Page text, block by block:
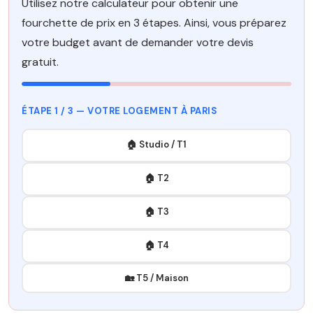
Utilisez notre calculateur pour obtenir une
fourchette de prix en 3 étapes. Ainsi, vous préparez
votre budget avant de demander votre devis
gratuit.
ÉTAPE 1 / 3 — VOTRE LOGEMENT À PARIS
🏠 Studio / T1
🏠 T2
🏠 T3
🏠 T4
🏡 T5 / Maison